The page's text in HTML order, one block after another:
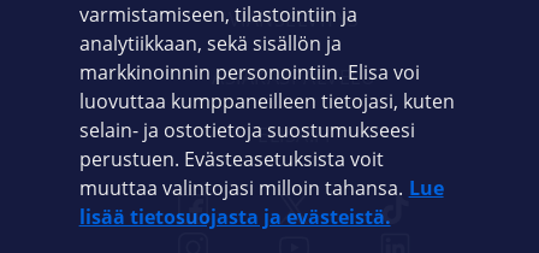
VIANSELVITYS
ASIAKASPALVELU
ELISA.FI
varmistamiseen, tilastointiin ja
analytiikkaan, sekä sisällön ja
markkinoinnin personointiin. Elisa voi
luovuttaa kumppaneilleen tietojasi, kuten
selain- ja ostotietoja suostumukseesi
perustuen. Evästeasetuksista voit
muuttaa valintojasi milloin tahansa. Lue
lisää tietosuojasta ja evästeistä.